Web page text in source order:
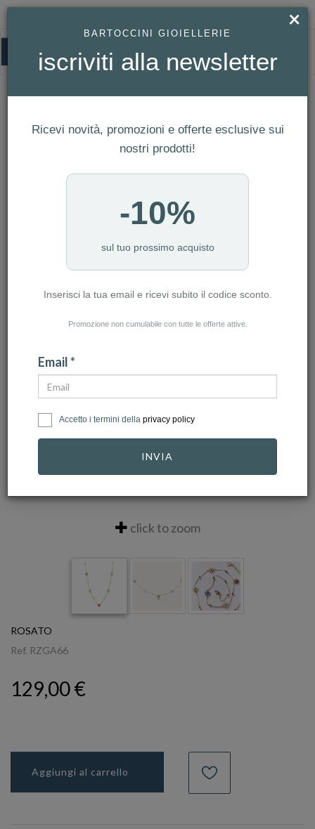
HOMEPAGE
ROSATO - COLLANA GAIA ARGENTO 925/1000 GALVANICA ORO GIALLO,
Rosato - Collana GAIA argento
925/1000 galvanica oro giallo, cubic
zirconia white, rhodolite, blue e
champagne Ref. RZGA66
click to zoom
ROSATO
Ref. RZGA66
129,00 €
Aggiungi al carrello
×
BARTOCCINI GIOIELLERIE
iscriviti alla newsletter
Ricevi novità, promozioni e offerte esclusive sui
nostri prodotti!
-10%
sul tuo prossimo acquisto
Inserisci la tua email e ricevi subito il codice sconto.
Promozione non cumulabile con tutte le offerte attive.
Email *
Accetto i termini della privacy policy
INVIA